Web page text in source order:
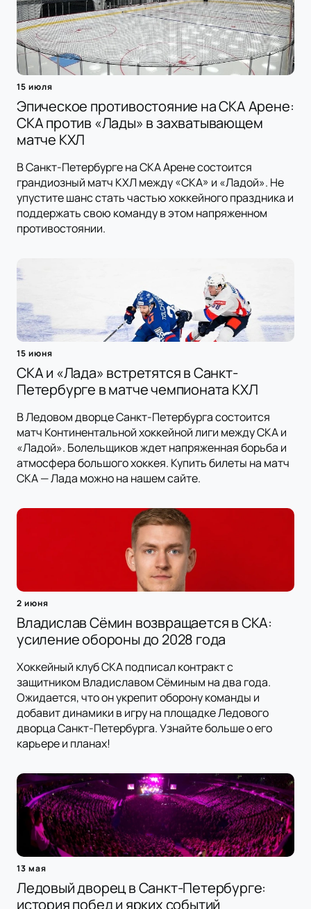
15 июля
Эпическое противостояние на СКА Арене:
СКА против «Лады» в захватывающем
матче КХЛ
В Санкт-Петербурге на СКА Арене состоится
грандиозный матч КХЛ между «СКА» и «Ладой». Не
упустите шанс стать частью хоккейного праздника и
поддержать свою команду в этом напряженном
противостоянии.
15 июня
СКА и «Лада» встретятся в Санкт-
Петербурге в матче чемпионата КХЛ
В Ледовом дворце Санкт-Петербурга состоится
матч Континентальной хоккейной лиги между СКА и
«Ладой». Болельщиков ждет напряженная борьба и
атмосфера большого хоккея. Купить билеты на матч
СКА — Лада можно на нашем сайте.
2 июня
Владислав Сёмин возвращается в СКА:
усиление обороны до 2028 года
Хоккейный клуб СКА подписал контракт с
защитником Владиславом Сёминым на два года.
Ожидается, что он укрепит оборону команды и
добавит динамики в игру на площадке Ледового
дворца Санкт-Петербурга. Узнайте больше о его
карьере и планах!
13 мая
Ледовый дворец в Санкт-Петербурге:
история побед и ярких событий